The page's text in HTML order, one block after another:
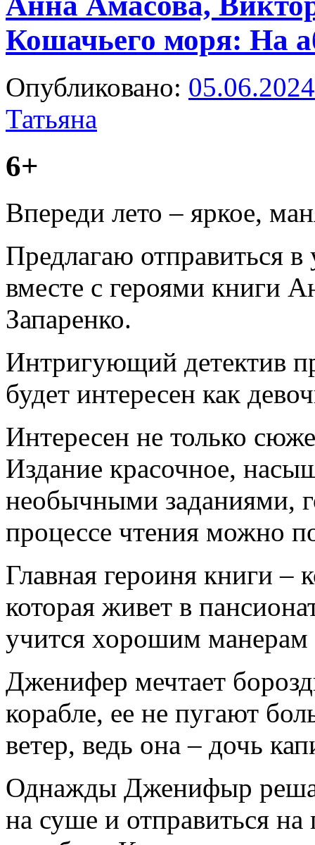
Кошачьего моря: На
Опубликовано: 05.06.2024
Татьяна
6+
Впереди лето – яркое,
Предлагаю отправиться в
вместе с героями книги
Запаренко.
Интригующий детектив
будет интересен как
Интересен не только
Издание красочное,
необычными заданиями,
процессе чтения можно
Главная героиня книги
которая живет в
учится хорошим манерам
Дженифер мечтает
корабле, ее не пугают
ветер, ведь она – дочь
Однажды Дженифыр
на суше и отправиться